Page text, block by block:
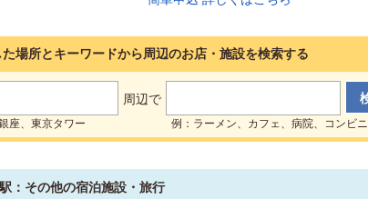
場所とキーワードから周辺のお店・施設を検索する
周辺で
座、東京タワー 例：ラーメン、カフェ、病院、コンビニ
：その他の宿泊施設・旅行